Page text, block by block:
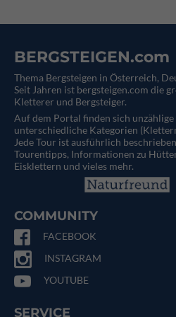
BERGSTEIGEN.com
Thema Bergsteigen in Österreich,
Seit Jahren ist bergsteigen.com die
Kletterer und Bergsteiger.
Auf dem Portal finden sich
unterschiedliche Kategorien
Jede Tour ist ausführlich
Tourentipps, Informationen zu
Eisklettern und vieles mehr.
COMMUNITY
FACEBOOK
INSTAGRAM
YOUTUBE
SERVICE